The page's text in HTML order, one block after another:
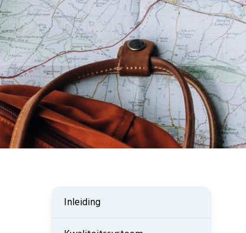
Inleiding